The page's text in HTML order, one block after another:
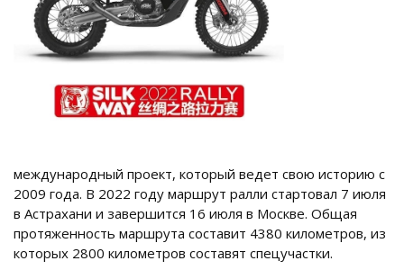
международный проект, который ведет свою историю с
2009 года. В 2022 году маршрут ралли стартовал 7 июля
в Астрахани и завершится 16 июля в Москве. Общая
протяженность маршрута составит 4380 километров, из
которых 2800 километров составят спецучастки.